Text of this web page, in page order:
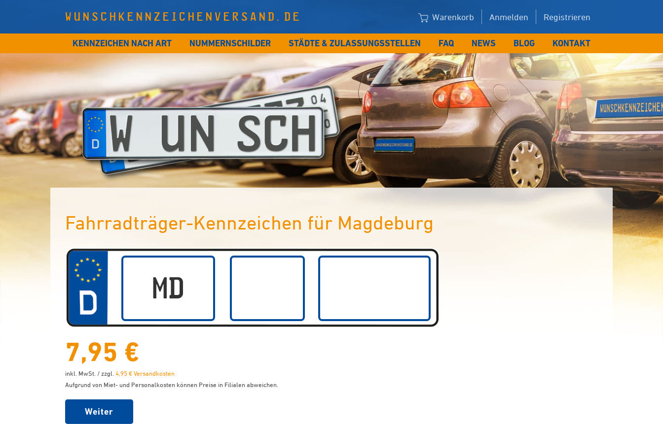
WUNSCHKENNZEICHENVERSAND.DE Warenkorb Anmelden Registrieren
KENNZEICHEN NACH ART NUMMERNSCHILDER STÄDTE & ZULASSUNGSSTELLEN FAQ NEWS BLOG KONTAKT
Fahrradträger-Kennzeichen für Magdeburg
7,95 €
inkl. MwSt. / zzgl. 4,95 € Versandkosten
Aufgrund von Miet- und Personalkosten können Preise in Filialen abweichen.
Weiter